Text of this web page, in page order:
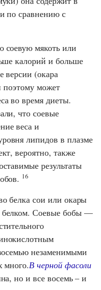
по сравнению с
соевую мякоть или
калорий и больше
версии (окара
поэтому может
во время диеты.
что соевые
веса и
липидов в плазме
вероятно, также
результаты
16
белка сои или окары
Соевые бобы —
незаменимыми
много.В черной фасоли
но и все восемь – и